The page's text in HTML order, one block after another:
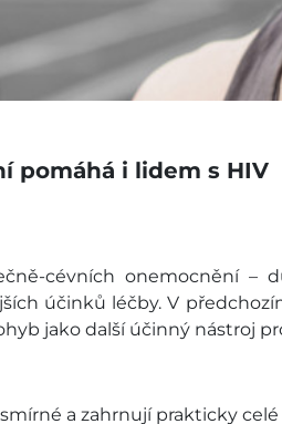
pomáhá i lidem s HIV
cévních onemocnění –
účinků léčby. V
jako další účinný nástroj
a zahrnují prakticky celé